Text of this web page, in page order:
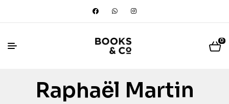
0
Raphaël Martin